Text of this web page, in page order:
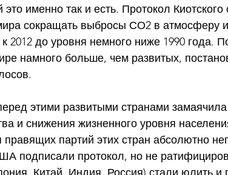
именно так и есть. Протокол
сокращать выбросы СО2 в атмосферу
2012 до уровня немного ниже 1990 года.
намного больше, чем развитых,
этими развитыми странами
и снижения жизненного уровня
партий этих стран абсолютно
подписали протокол, но не